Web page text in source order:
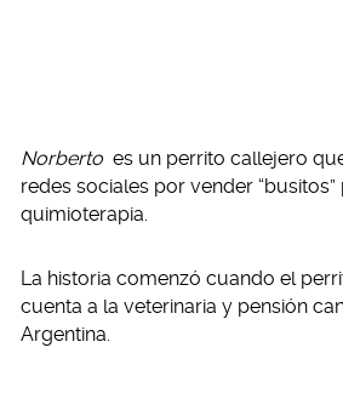
Norberto es un perrito callejero
redes sociales por vender
quimioterapia.
La historia comenzó cuando el
cuenta a la veterinaria y pensión
Argentina.